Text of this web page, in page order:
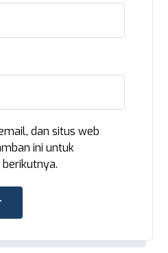
dan situs web
ini untuk